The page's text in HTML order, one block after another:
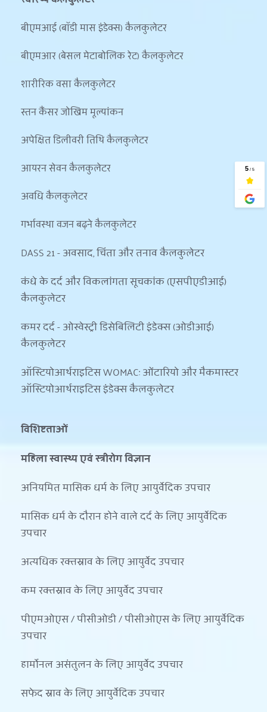
बीएमआई (बॉडी मास इंडेक्स) कैलकुलेटर
बीएमआर (बेसल मेटाबोलिक रेट) कैलकुलेटर
शारीरिक वसा कैलकुलेटर
स्तन कैंसर जोखिम मूल्यांकन
अपेक्षित डिलीवरी तिथि कैलकुलेटर
आयरन सेवन कैलकुलेटर
अवधि कैलकुलेटर
गर्भावस्था वजन बढ़ने कैलकुलेटर
DASS 21 - अवसाद, चिंता और तनाव कैलकुलेटर
कंधे के दर्द और विकलांगता सूचकांक (एसपीएडीआई)
कैलकुलेटर
कमर दर्द - ओस्वेस्ट्री डिसेबिलिटी इंडेक्स (ओडीआई)
कैलकुलेटर
ऑस्टियोआर्थराइटिस WOMAC: ओंटारियो और मैकमास्टर
ऑस्टियोआर्थराइटिस इंडेक्स कैलकुलेटर
विशिष्टताओं
महिला स्वास्थ्य एवं स्त्रीरोग विज्ञान
अनियमित मासिक धर्म के लिए आयुर्वेदिक उपचार
मासिक धर्म के दौरान होने वाले दर्द के लिए आयुर्वेदिक
उपचार
अत्यधिक रक्तस्राव के लिए आयुर्वेद उपचार
कम रक्तस्राव के लिए आयुर्वेद उपचार
पीएमओएस / पीसीओडी / पीसीओएस के लिए आयुर्वेदिक
उपचार
हार्मोनल असंतुलन के लिए आयुर्वेद उपचार
सफेद स्राव के लिए आयुर्वेदिक उपचार